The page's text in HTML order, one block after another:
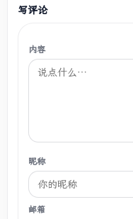
写评论
内容
昵称
邮箱